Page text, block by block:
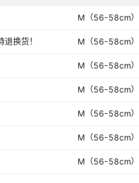
M（56-58cm）
换货！ M（56-58cm）
M（56-58cm）
M（56-58cm）
M（56-58cm）
M（56-58cm）
M（56-58cm）